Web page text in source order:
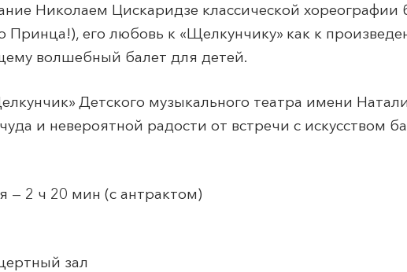
Николаем Цискаридзе классической хореографии
его любовь к «Щелкунчику» как к
волшебный балет для детей.
Детского музыкального театра имени
и невероятной радости от встречи с искусством
— 2 ч 20 мин (с антрактом)
зал